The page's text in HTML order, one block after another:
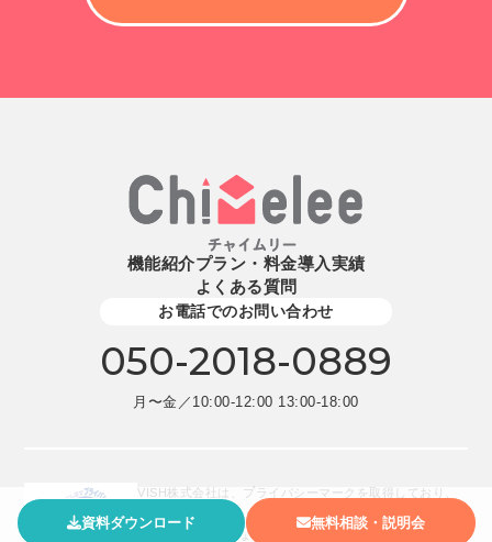
資料ダウンロード 無料相談・説明会
機能紹介プラン・料金導入実績
よくある質問
お電話でのお問い合わせ
050-2018-0889
月〜金／10:00-12:00 13:00-18:00
VISH株式会社は、プライバシーマークを取得しており、
個人情報の取り扱いや保護について、アクセス権限の明確
化・社内体制整備などの社員教育を徹底しております。